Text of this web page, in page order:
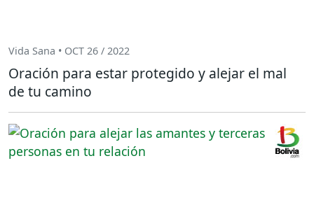
Vida Sana • OCT 26 / 2022
Oración para estar protegido y alejar el mal
de tu camino